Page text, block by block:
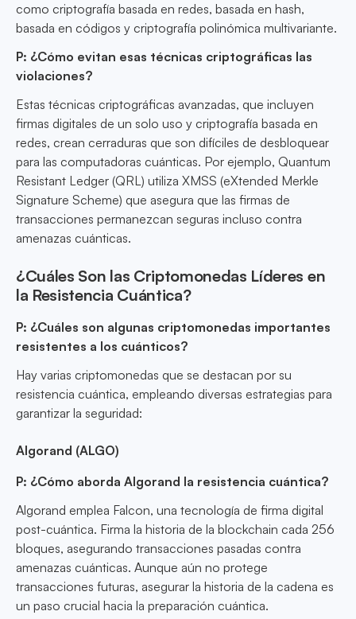
como criptografía basada en redes, basada en hash,
basada en códigos y criptografía polinómica multivariante.
P: ¿Cómo evitan esas técnicas criptográficas las
violaciones?
Estas técnicas criptográficas avanzadas, que incluyen
firmas digitales de un solo uso y criptografía basada en
redes, crean cerraduras que son difíciles de desbloquear
para las computadoras cuánticas. Por ejemplo, Quantum
Resistant Ledger (QRL) utiliza XMSS (eXtended Merkle
Signature Scheme) que asegura que las firmas de
transacciones permanezcan seguras incluso contra
amenazas cuánticas.
¿Cuáles Son las Criptomonedas Líderes en
la Resistencia Cuántica?
P: ¿Cuáles son algunas criptomonedas importantes
resistentes a los cuánticos?
Hay varias criptomonedas que se destacan por su
resistencia cuántica, empleando diversas estrategias para
garantizar la seguridad:
Algorand (ALGO)
P: ¿Cómo aborda Algorand la resistencia cuántica?
Algorand emplea Falcon, una tecnología de firma digital
post-cuántica. Firma la historia de la blockchain cada 256
bloques, asegurando transacciones pasadas contra
amenazas cuánticas. Aunque aún no protege
transacciones futuras, asegurar la historia de la cadena es
un paso crucial hacia la preparación cuántica.